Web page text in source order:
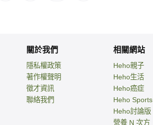
關於我們
隱私權政策
著作權聲明
徵才資訊
聯絡我們
相關網站
Heho親子
Heho生活
Heho癌症
Heho Sports
Heho討論版
營養 N 次方